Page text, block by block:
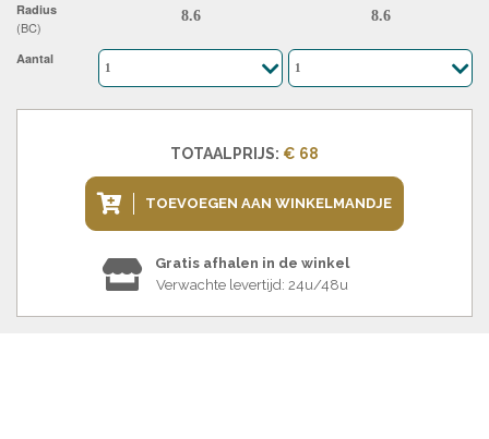
Radius
(BC)
Aantal
TOTAALPRIJS: € 68
TOEVOEGEN AAN WINKELMANDJE
Gratis afhalen in de winkel
Verwachte levertijd: 24u/48u